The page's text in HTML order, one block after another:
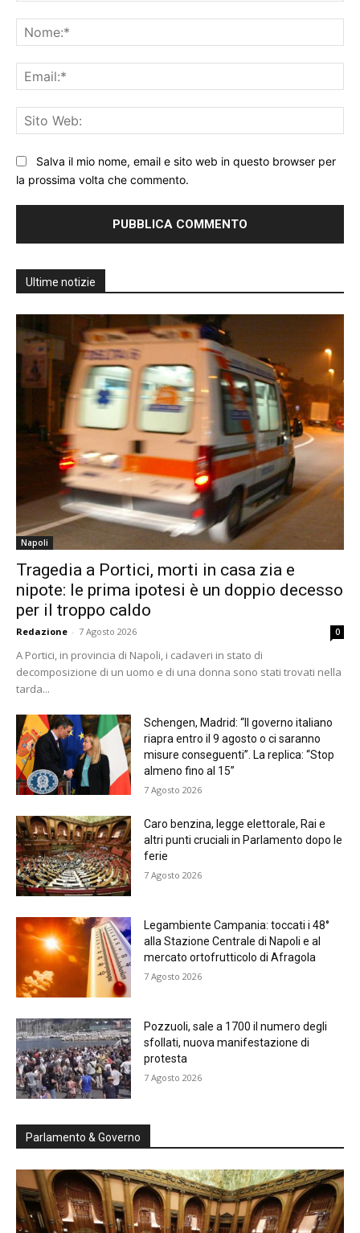
Salva il mio nome, email e sito web in questo browser per
la prossima volta che commento.
Ultime notizie
Napoli
Tragedia a Portici, morti in casa zia e
nipote: le prima ipotesi è un doppio decesso
per il troppo caldo
Redazione - 7 Agosto 2026 0
A Portici, in provincia di Napoli, i cadaveri in stato di
decomposizione di un uomo e di una donna sono stati trovati nella
tarda...
Schengen, Madrid: “Il governo italiano
riapra entro il 9 agosto o ci saranno
misure conseguenti”. La replica: “Stop
almeno fino al 15”
7 Agosto 2026
Caro benzina, legge elettorale, Rai e
altri punti cruciali in Parlamento dopo le
ferie
7 Agosto 2026
Legambiente Campania: toccati i 48°
alla Stazione Centrale di Napoli e al
mercato ortofrutticolo di Afragola
7 Agosto 2026
Pozzuoli, sale a 1700 il numero degli
sfollati, nuova manifestazione di
protesta
7 Agosto 2026
Parlamento & Governo